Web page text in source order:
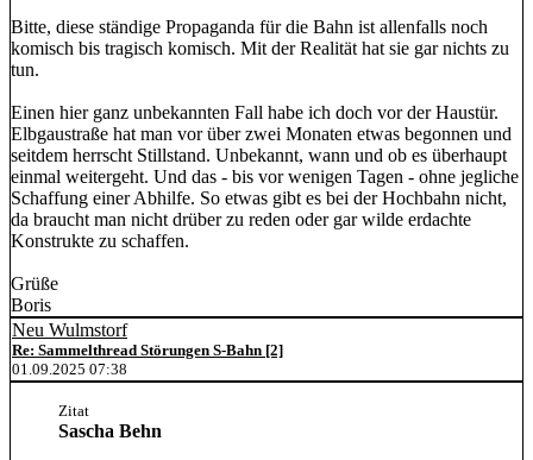
Bitte, diese ständige Propaganda für die Bahn ist allenfalls noch
komisch bis tragisch komisch. Mit der Realität hat sie gar nichts zu
tun.
Einen hier ganz unbekannten Fall habe ich doch vor der Haustür.
Elbgaustraße hat man vor über zwei Monaten etwas begonnen und
seitdem herrscht Stillstand. Unbekannt, wann und ob es überhaupt
einmal weitergeht. Und das - bis vor wenigen Tagen - ohne jegliche
Schaffung einer Abhilfe. So etwas gibt es bei der Hochbahn nicht,
da braucht man nicht drüber zu reden oder gar wilde erdachte
Konstrukte zu schaffen.
Grüße
Boris
Neu Wulmstorf
Re: Sammelthread Störungen S-Bahn [2]
01.09.2025 07:38
Zitat
Sascha Behn